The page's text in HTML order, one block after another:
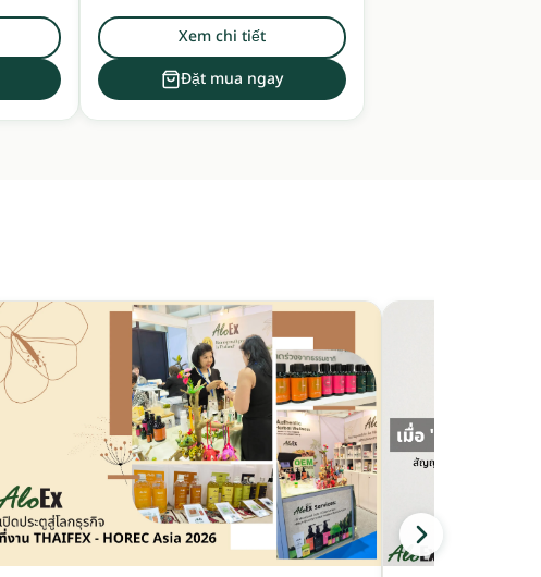
แผนปัจจุบัน และสารสกัดจากทะเลไว้ใน 1
แคปซูล
Xem chi tiết
Đặt mua ngay